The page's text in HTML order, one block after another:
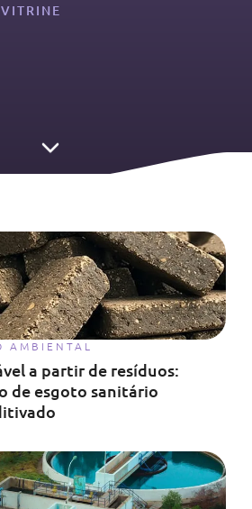
a partir de resíduos:
de esgoto sanitário
AMBIENTAL